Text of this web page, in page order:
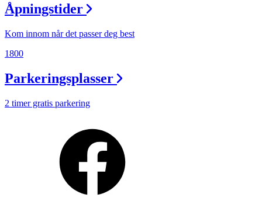
Åpningstider
Kom innom når det passer deg best
1800
Parkeringsplasser
2 timer gratis parkering